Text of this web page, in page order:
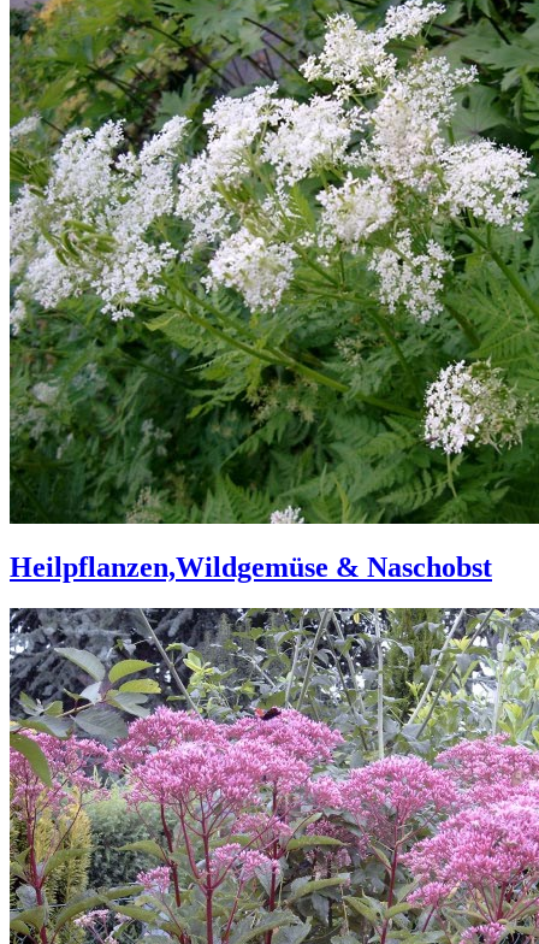
Heilpflanzen,Wildgemüse & Naschobst